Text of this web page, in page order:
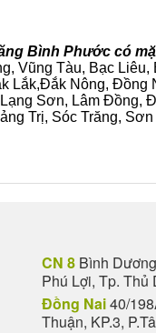
Bình Phước có
Vũng Tàu, Bạc
Lắk,Đắk Nông, Đồng
Sơn, Lâm Đồng,
Trị, Sóc Trăng,
CN 8 Bình
Phú Lợi, Tp. Thủ
Đồng Nai40/
Thuận, KP.3,